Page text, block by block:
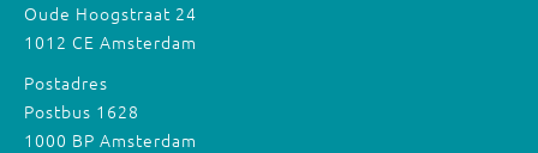
Oude Hoogstraat 24
1012 CE Amsterdam
Postadres
Postbus 1628
1000 BP Amsterdam